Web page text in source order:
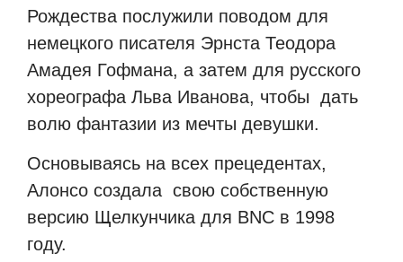
Рождества послужили поводом для
немецкого писателя Эрнста Теодора
Амадея Гофмана, а затем для русского
хореографа Льва Иванова, чтобы дать
волю фантазии из мечты девушки.
Основываясь на всех прецедентах,
Алонсо создала свою собственную
версию Щелкунчика для BNC в 1998
году.